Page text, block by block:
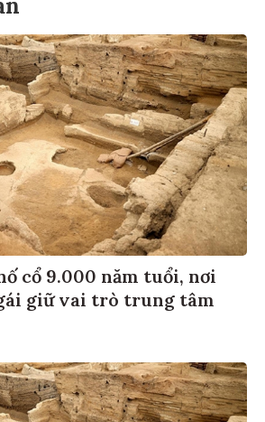
cổ 9.000 năm tuổi, nơi
giữ vai trò trung tâm